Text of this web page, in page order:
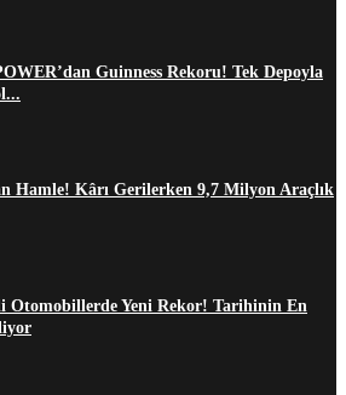
Guinness Rekoru! Tek Depoyla
Hamle! Kârı Gerilerken 9,7 Milyon Araçlık
Otomobillerde Yeni Rekor! Tarihinin En